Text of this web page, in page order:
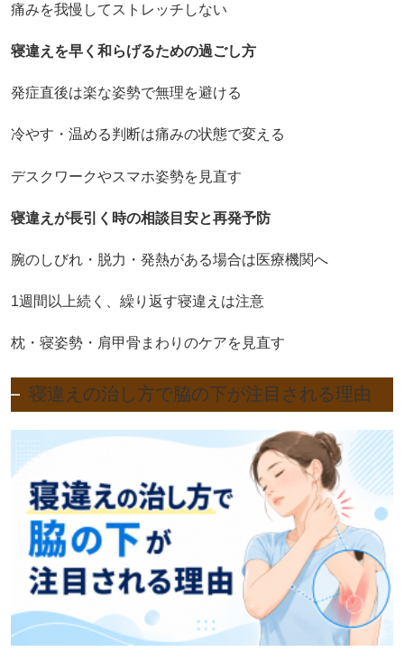
痛みを我慢してストレッチしない
寝違えを早く和らげるための過ごし方
発症直後は楽な姿勢で無理を避ける
冷やす・温める判断は痛みの状態で変える
デスクワークやスマホ姿勢を見直す
寝違えが長引く時の相談目安と再発予防
腕のしびれ・脱力・発熱がある場合は医療機関へ
1週間以上続く、繰り返す寝違えは注意
枕・寝姿勢・肩甲骨まわりのケアを見直す
寝違えの治し方で脇の下が注目される理由